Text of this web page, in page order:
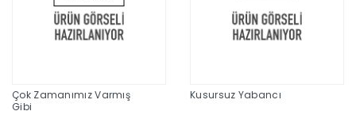
Çok Zamanımız Varmış
Gibi
Kusursuz Yabancı